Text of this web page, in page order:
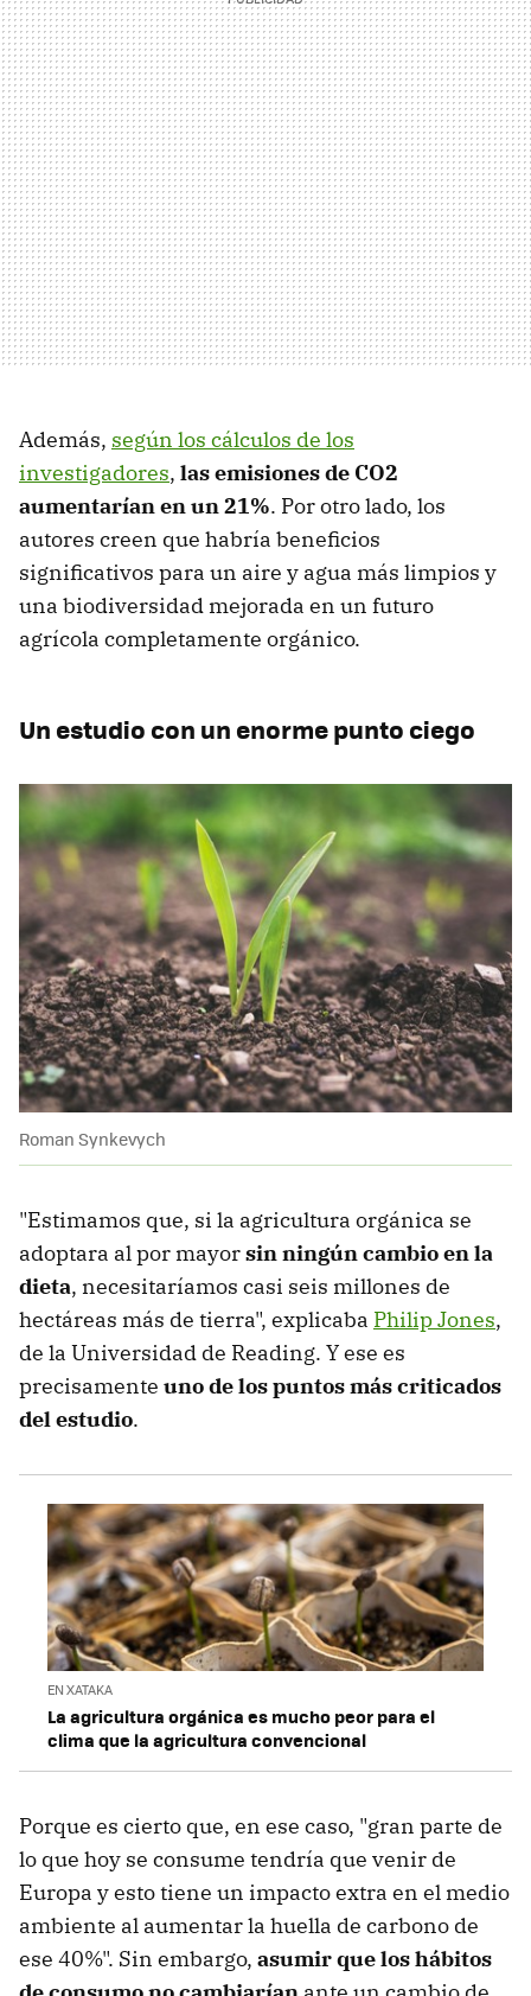
Además, según los cálculos de los
investigadores, las emisiones de CO2
aumentarían en un 21%. Por otro lado, los
autores creen que habría beneficios
significativos para un aire y agua más limpios y
una biodiversidad mejorada en un futuro
agrícola completamente orgánico.
Un estudio con un enorme punto ciego
Roman Synkevych
"Estimamos que, si la agricultura orgánica se
adoptara al por mayorsin ningún cambio en la
dieta, necesitaríamos casi seis millones de
hectáreas más de tierra", explicaba Philip Jones,
de la Universidad de Reading. Y ese es
precisamente uno de los puntos más criticados
del estudio.
EN XATAKA
La agricultura orgánica es mucho peor para el
clima que la agricultura convencional
Porque es cierto que, en ese caso, "gran parte de
lo que hoy se consume tendría que venir de
Europa y esto tiene un impacto extra en el medio
ambiente al aumentar la huella de carbono de
ese 40%". Sin embargo, asumir que los hábitos